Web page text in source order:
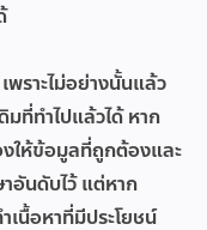
ราะไม่อย่างนั้นแล้ว
มที่ทำไปแล้วได้ หาก
ให้ข้อมูลที่ถูกต้องและ
อันดับไว้ แต่หาก
เนื้อหาที่มีประโยชน์